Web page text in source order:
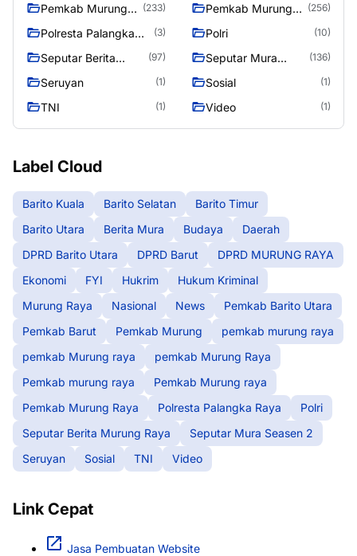
Pemkab Murung
(233)
Pemkab Murung
(256)
Polresta Palangka
(3) Polri (10)
Seputar Berita
(97)
Seputar Mura
(136)
Seruyan (1) Sosial (1)
TNI (1) Video (1)
Label Cloud
Barito Kuala Barito Selatan
Barito Timur
Barito Utara
Berita Mura Budaya
Daerah
DPRD Barito Utara
DPRD Barut
DPRD MURUNG RAYA
Ekonomi
FYI Hukrim
Hukum Kriminal
Murung Raya
Nasional News
Pemkab Barito Utara
Pemkab Barut
Pemkab Murung
pemkab murung raya
pemkab Murung raya
pemkab Murung Raya
Pemkab murung raya
Pemkab Murung raya
Pemkab Murung Raya
Polresta Palangka Raya
Polri
Seputar Berita Murung Raya
Seputar Mura Seasen 2
Seruyan
Sosial TNI Video
Link Cepat
Jasa Pembuatan Website